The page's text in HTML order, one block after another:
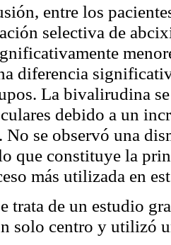
entre los
selectiva de
diferencia
La bivalirudina
debido a un
No se observó una
que constituye la
más utilizada en
trata de un estudio
solo centro y utilizó